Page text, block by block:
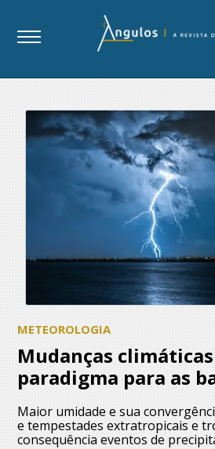
METEOROLOGIA
Mudanças
paradigma para as
Maior umidade e sua
e tempestades extratropicais e
consequência eventos de